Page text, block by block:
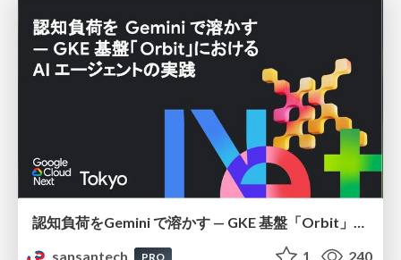
認知負荷をGemini で溶かす — GKE 基盤「Orbit」における AI エージェントの実践
sansantech
PRO 1 240